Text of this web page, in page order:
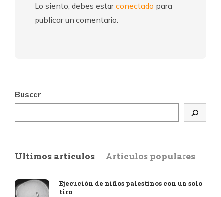
Lo siento, debes estarconectado para
publicar un comentario.
Buscar
Últimos artículos Artículos populares
Ejecución de niños palestinos con un solo
tiro